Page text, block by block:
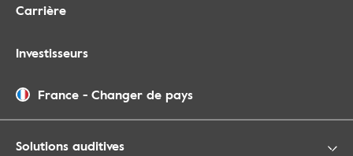
Carrière
Investisseurs
France - Changer de pays
Solutions auditives